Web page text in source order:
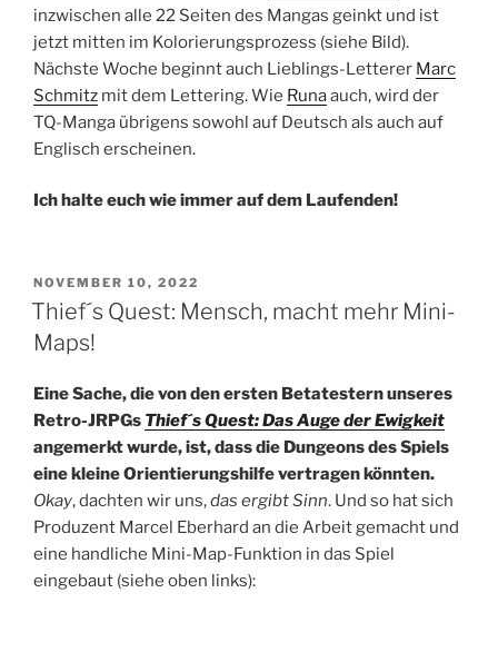
inzwischen alle 22 Seiten des Mangas geinkt und ist
jetzt mitten im Kolorierungsprozess (siehe Bild).
Nächste Woche beginnt auch Lieblings-Letterer Marc
Schmitz mit dem Lettering. Wie Runaauch, wird der
TQ-Manga übrigens sowohl auf Deutsch als auch auf
Englisch erscheinen.
Ich halte euch wie immer auf dem Laufenden!
VERÖFFENTLICHT
AM
NOVEMBER 10, 2022
Thief´s Quest: Mensch, macht mehr Mini-
Maps!
Eine Sache, die von den ersten Betatestern unseres
Retro-JRPGs Thief´s Quest: Das Auge der Ewigkeit
angemerkt wurde, ist, dass die Dungeons des Spiels
eine kleine Orientierungshilfe vertragen könnten.
Okay, dachten wir uns,das ergibt Sinn. Und so hat sich
Produzent Marcel Eberhard an die Arbeit gemacht und
eine handliche Mini-Map-Funktion in das Spiel
eingebaut (siehe oben links):